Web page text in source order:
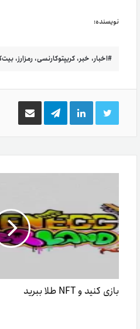
نویسنده:
اخبار، خبر، کریپتوکارنسی، رمزارز،
توییتر لینکدینتلگرام اشتراک
گذاری
ایمیل
بازی کنید و NFT طلا ببرید